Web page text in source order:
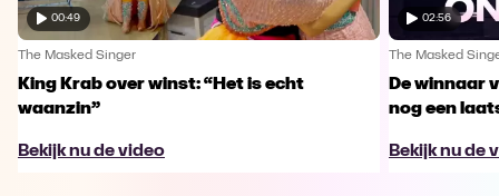
00:49
The Masked Singer
King Krab over winst: “Het is echt
waanzin”
Bekijk nu de video
02:56
The Masked
De winnaar
nog een
Bekijk nu de